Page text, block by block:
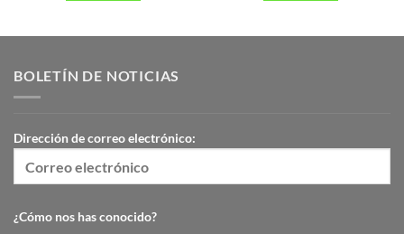
BOLETÍN DE NOTICIAS
Dirección de correo electrónico:
¿Cómo nos has conocido?